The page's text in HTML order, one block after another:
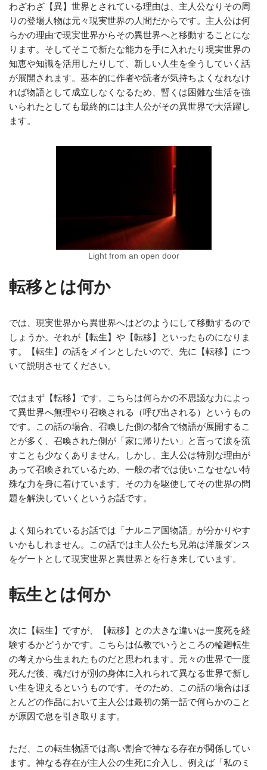
わざわざ【異】世界とされている理由は、主人公なりその周
りの登場人物は元々現実世界の人間だからです。主人公は何
らかの理由で現実世界からその異世界へと移動することにな
ります。そしてそこで新たな能力を手に入れたり現実世界の
知恵や知識を活用したりして、新しい人生を全うしていく話
が展開されます。基本的に作者や読者が気持ちよくなれなけ
れば物語として成立しなくなるため、暫くは困難な生活を強
いられたとしても最終的には主人公がその異世界で大活躍し
ます。
Light from an open door
転移とは何か
では、現実世界から異世界へはどのようにして移動するので
しょうか。それが【転生】や【転移】といったものになりま
す。【転生】の話をメインとしたいので、先に【転移】につ
いて説明させてください。
ではまず【転移】です。こちらは何らかの不思議な力によっ
て異世界へ無理やり召喚される（呼び出される）というもの
です。この話の場合、召喚した側の都合で物語が展開するこ
とが多く、召喚された側が「家に帰りたい」と言って涙を流
すことも少なくありません。しかし、主人公は特別な理由が
あって召喚されているため、一般の者では使いこなせない特
殊な力を身に着けています。その力を駆使してその世界の問
題を解決していくというお話です。
よく知られているお話では「ナルニア国物語」が分かりやす
いかもしれません。この話では主人公たち兄弟は洋服ダンス
をゲートとして現実世界と異世界とを行き来しています。
転生とは何か
次に【転生】ですが、【転移】との大きな違いは一度死を経
験するかどうかです。こちらは仏教でいうところの輪廻転生
の考えから生まれたものだと思われます。元々の世界で一度
死んだ後、魂だけが別の身体に入れられて異なる世界で新し
い生を迎えるというものです。そのため、この話の場合はほ
とんどの作品において主人公は最初の第一話で何らかのこと
が原因で息を引き取ります。
ただ、この転生物語では高い割合で神なる存在が関係してい
ます。神なる存在が主人公の生死に介入し、例えば「私のミ